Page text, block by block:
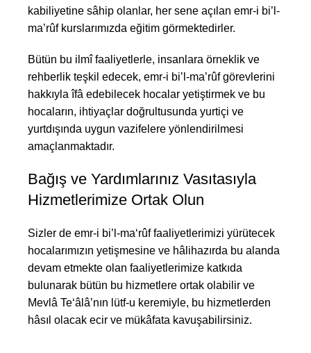
kabiliyetine sâhip olanlar, her sene açılan emr-i bi’l-
ma’rûf kurslarımızda eğitim görmektedirler.
Bütün bu ilmî faaliyetlerle, insanlara örneklik ve
rehberlik teşkil edecek, emr-i bi’l-ma’rûf görevlerini
hakkıyla îfâ edebilecek hocalar yetiştirmek ve bu
hocaların, ihtiyaçlar doğrultusunda yurtiçi ve
yurtdışında uygun vazifelere yönlendirilmesi
amaçlanmaktadır.
Bağış ve Yardımlarınız Vasıtasıyla
Hizmetlerimize Ortak Olun
Sizler de emr-i bi’l-ma‘rûf faaliyetlerimizi yürütecek
hocalarımızın yetişmesine ve hâlihazırda bu alanda
devam etmekte olan faaliyetlerimize katkıda
bulunarak bütün bu hizmetlere ortak olabilir ve
Mevlâ Te‘âlâ’nın lütf-u keremiyle, bu hizmetlerden
hâsıl olacak ecir ve mükâfata kavuşabilirsiniz.